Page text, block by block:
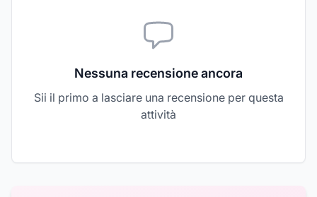
Nessuna recensione ancora
Sii il primo a lasciare una recensione per questa
attività